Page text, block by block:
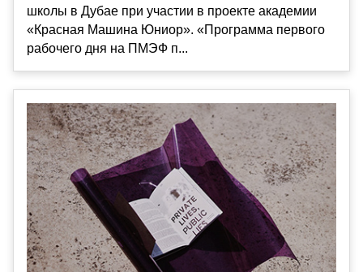
школы в Дубае при участии в проекте академии
«Красная Машина Юниор». «Программа первого
рабочего дня на ПМЭФ п...